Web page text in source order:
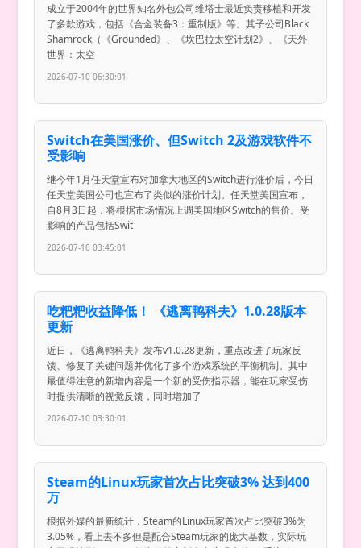
成立于2004年的世界知名外包公司维塔士最近负责移植和开发
了多款游戏，包括《合金装备3：重制版》等。其子公司Black
Shamrock（《Grounded》、《坎巴拉太空计划2》、《天外
世界：太空
2026-07-10 06:30:01
Switch在美国涨价、但Switch 2及游戏软件不
受影响
继今年1月任天堂宣布对加拿大地区的Switch进行涨价后，今日
任天堂美国公司也宣布了类似的涨价计划。任天堂美国宣布，
自8月3日起，将根据市场情况上调美国地区Switch的售价。受
影响的产品包括Swit
2026-07-10 03:45:01
吃粑粑收益降低！ 《逃离鸭科夫》1.0.28版本
更新
近日，《逃离鸭科夫》发布v1.0.28更新，重点改进了玩家反
馈、修复了关键问题并优化了多个游戏系统的平衡机制。其中
最值得注意的新增内容是一个新的受伤指示器，能在玩家受伤
时提供清晰的视觉反馈，同时增加了
2026-07-10 03:30:01
Steam的Linux玩家首次占比突破3% 达到400
万
根据外媒的最新统计，Steam的Linux玩家首次占比突破3%为
3.05%，看上去不多但是配合Steam玩家的庞大基数，实际玩